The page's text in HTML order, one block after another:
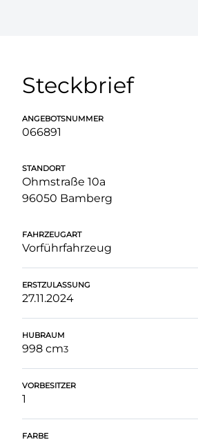
Steckbrief
ANGEBOTSNUMMER
066891
STANDORT
Ohmstraße 10a
96050 Bamberg
FAHRZEUGART
Vorführfahrzeug
ERSTZULASSUNG
27.11.2024
HUBRAUM
998 cm3
VORBESITZER
1
FARBE